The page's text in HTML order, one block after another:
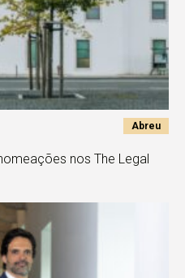
Abreu
nos The Legal